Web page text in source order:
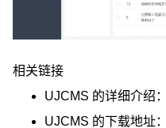
相关链接
UJCMS 的详细介绍：
UJCMS 的下载地址：